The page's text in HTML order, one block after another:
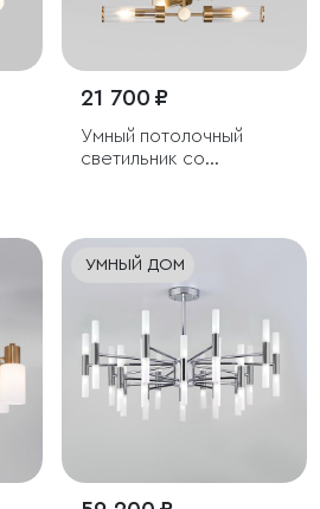
21 700 ₽
Умный потолочный
светильник со
УМНЫЙ ДОМ